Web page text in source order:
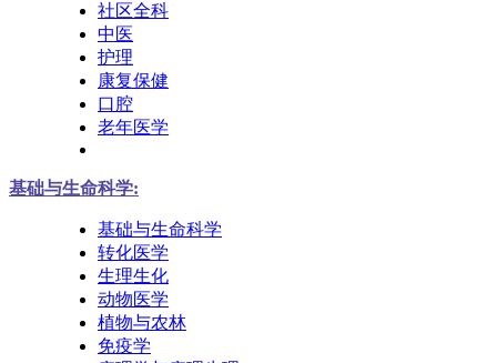
社区全科
中医
护理
康复保健
口腔
老年医学
基础与生命科学:
基础与生命科学
转化医学
生理生化
动物医学
植物与农林
免疫学